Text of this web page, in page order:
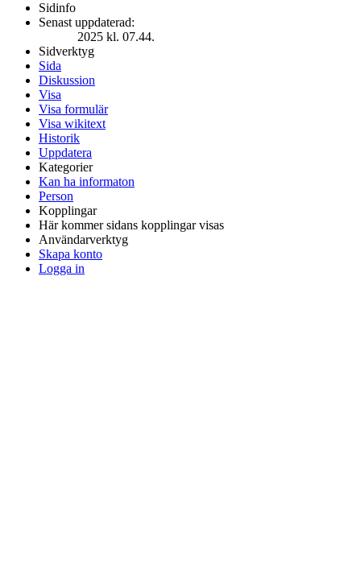
Sidinfo
Senast uppdaterad:
2025 kl. 07.44.
Sidverktyg
Sida
Diskussion
Visa
Visa formulär
Visa wikitext
Historik
Uppdatera
Kategorier
Kan ha informaton
Person
Kopplingar
Här kommer sidans kopplingar visas
Användarverktyg
Skapa konto
Logga in